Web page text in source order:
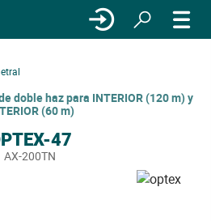
doble haz para INTERIOR (120 m) y
(60 m)
47
AX-200TN